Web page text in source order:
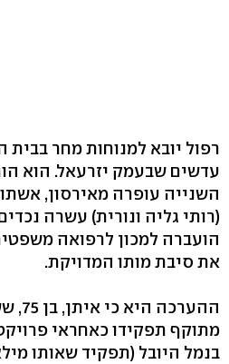
רפול יובא למנוחות מחר בבית
עדשים שבעמק יזרעאל. הוא
(רותי גליה ונורית) עשרה
הועברה למכון לרפואה
את סיבת מותו המדויקת.
מתוקף תפקידו כאחראי
בנמל היובל (תפקיד שאותו